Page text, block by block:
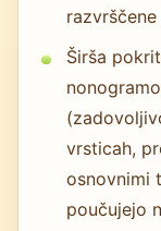
Širša
vrsticah,
osnovnimi
poučujejo